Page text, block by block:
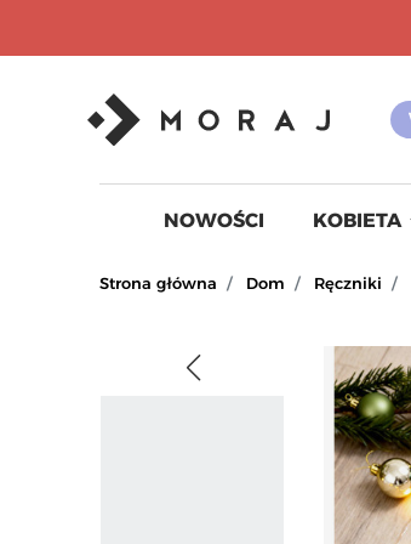
NOWOŚCI KOBIETA
Strona główna Dom Ręczniki